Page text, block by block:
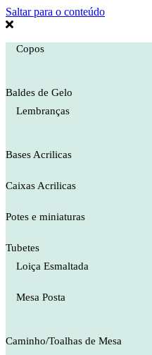
Saltar para o conteúdo
Copos
Baldes de Gelo
Lembranças
Bases Acrilicas
Caixas Acrilicas
Potes e miniaturas
Tubetes
Loiça Esmaltada
Mesa Posta
Caminho/Toalhas de Mesa